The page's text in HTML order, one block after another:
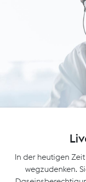
In der heutigen
wegzudenken.